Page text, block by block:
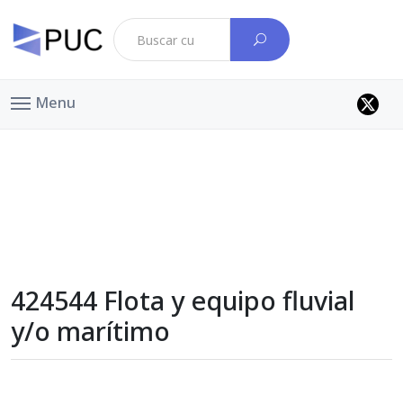
Menu
424544 Flota y equipo fluvial
y/o marítimo